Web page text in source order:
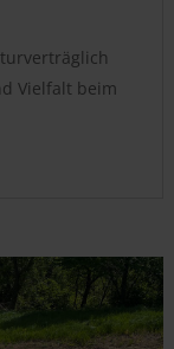
Vielfalt beim